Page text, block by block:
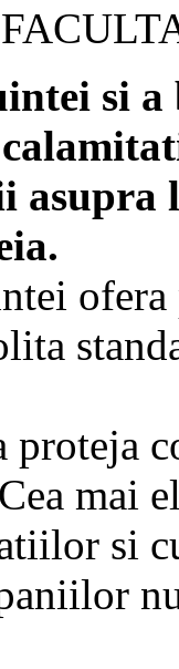
si
asupra
proteja
mai
si